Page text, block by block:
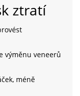
ztratí
výměnu veneerů
méně